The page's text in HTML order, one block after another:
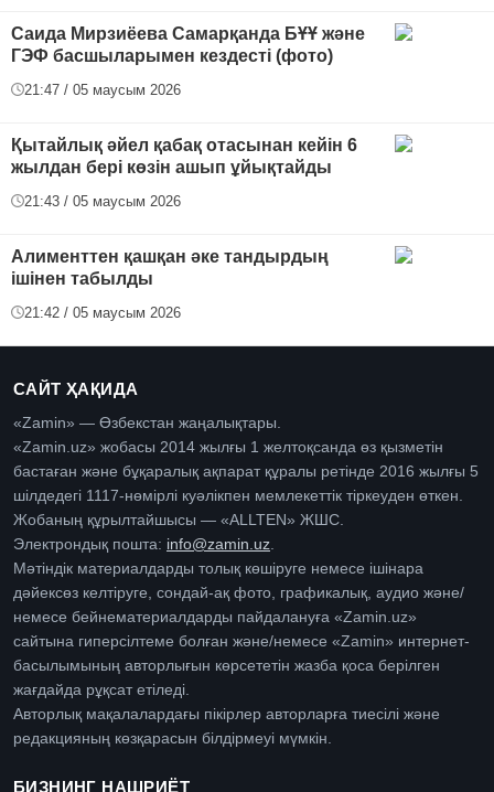
Саида Мирзиёева Самарқанда БҰҰ және
ГЭФ басшыларымен кездесті (фото)
21:47 / 05 маусым 2026
Қытайлық әйел қабақ отасынан кейін 6
жылдан бері көзін ашып ұйықтайды
21:43 / 05 маусым 2026
Алименттен қашқан әке тандырдың
ішінен табылды
21:42 / 05 маусым 2026
САЙТ ҲАҚИДА
«Zamin» — Өзбекстан жаңалықтары.
«Zamin.uz» жобасы 2014 жылғы 1 желтоқсанда өз қызметін
бастаған және бұқаралық ақпарат құралы ретінде 2016 жылғы 5
шілдедегі 1117-нөмірлі куәлікпен мемлекеттік тіркеуден өткен.
Жобаның құрылтайшысы — «ALLTEN» ЖШС.
Электрондық пошта: info@zamin.uz
Мәтіндік материалдарды толық көшіруге немесе ішінара
дәйексөз келтіруге, сондай-ақ фото, графикалық, аудио және/
немесе бейнематериалдарды пайдалануға «Zamin.uz»
сайтына гиперсілтеме болған және/немесе «Zamin» интернет-
басылымының авторлығын көрсететін жазба қоса берілген
жағдайда рұқсат етіледі.
Авторлық мақалалардағы пікірлер авторларға тиесілі және
редакцияның көзқарасын білдірмеуі мүмкін.
БИЗНИНГ НАШРИЁТ